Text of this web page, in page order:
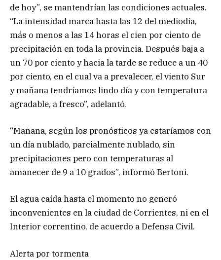
de hoy”, se mantendrían las condiciones actuales.
“La intensidad marca hasta las 12 del mediodía,
más o menos a las 14 horas el cien por ciento de
precipitación en toda la provincia. Después baja a
un 70 por ciento y hacia la tarde se reduce a un 40
por ciento, en el cual va a prevalecer, el viento Sur
y mañana tendríamos lindo día y con temperatura
agradable, a fresco”, adelantó.
“Mañana, según los pronósticos ya estaríamos con
un día nublado, parcialmente nublado, sin
precipitaciones pero con temperaturas al
amanecer de 9 a 10 grados”, informó Bertoni.
El agua caída hasta el momento no generó
inconvenientes en la ciudad de Corrientes, ni en el
Interior correntino, de acuerdo a Defensa Civil.
Alerta por tormenta